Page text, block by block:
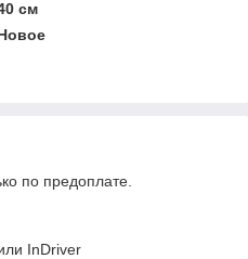
см
по предоплате.
InDriver